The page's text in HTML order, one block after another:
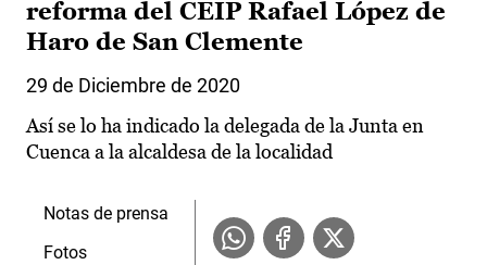
reforma del CEIP Rafael López de
Haro de San Clemente
29 de Diciembre de 2020
Así se lo ha indicado la delegada de la Junta en
Cuenca a la alcaldesa de la localidad
Notas de prensa
Fotos